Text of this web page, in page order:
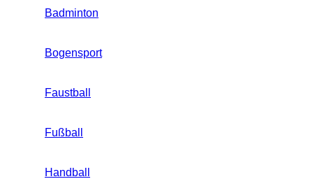
Badminton
Bogensport
Faustball
Fußball
Handball